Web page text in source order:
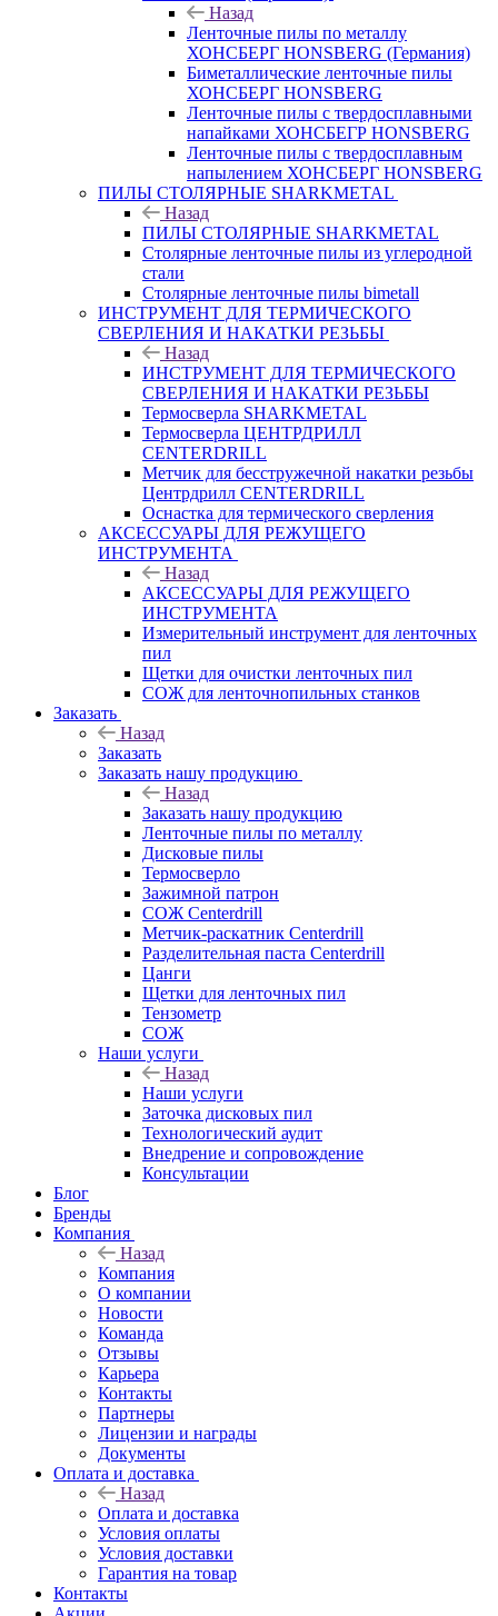
Назад
Ленточные пилы по металлу
ХОНСБЕРГ HONSBERG (Германия)
Биметаллические ленточные пилы
ХОНСБЕРГ HONSBERG
Ленточные пилы с твердосплавными
напайками ХОНСБЕГР HONSBERG
Ленточные пилы с твердосплавным
напылением ХОНСБЕРГ HONSBERG
ПИЛЫ СТОЛЯРНЫЕ SHARKMETAL
Назад
ПИЛЫ СТОЛЯРНЫЕ SHARKMETAL
Столярные ленточные пилы из углеродной
стали
Столярные ленточные пилы bimetall
ИНСТРУМЕНТ ДЛЯ ТЕРМИЧЕСКОГО
СВЕРЛЕНИЯ И НАКАТКИ РЕЗЬБЫ
Назад
ИНСТРУМЕНТ ДЛЯ ТЕРМИЧЕСКОГО
СВЕРЛЕНИЯ И НАКАТКИ РЕЗЬБЫ
Термосверла SHARKMETAL
Термосверла ЦЕНТРДРИЛЛ
CENTERDRILL
Метчик для бесстружечной накатки резьбы
Центрдрилл CENTERDRILL
Оснастка для термического сверления
АКСЕССУАРЫ ДЛЯ РЕЖУЩЕГО
ИНСТРУМЕНТА
Назад
АКСЕССУАРЫ ДЛЯ РЕЖУЩЕГО
ИНСТРУМЕНТА
Измерительный инструмент для ленточных
пил
Щетки для очистки ленточных пил
СОЖ для ленточнопильных станков
Заказать
Назад
Заказать
Заказать нашу продукцию
Назад
Заказать нашу продукцию
Ленточные пилы по металлу
Дисковые пилы
Термосверло
Зажимной патрон
СОЖ Centerdrill
Метчик-раскатник Centerdrill
Разделительная паста Centerdrill
Цанги
Щетки для ленточных пил
Тензометр
СОЖ
Наши услуги
Назад
Наши услуги
Заточка дисковых пил
Технологический аудит
Внедрение и сопровождение
Консультации
Блог
Бренды
Компания
Назад
Компания
О компании
Новости
Команда
Отзывы
Карьера
Контакты
Партнеры
Лицензии и награды
Документы
Оплата и доставка
Назад
Оплата и доставка
Условия оплаты
Условия доставки
Гарантия на товар
Контакты